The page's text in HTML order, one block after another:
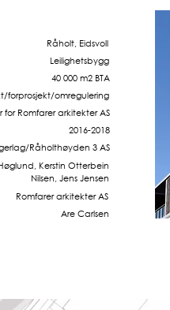
Råholt, Eidsvoll
Leilighetsbygg
40 000 m2 BTA
forprosjekt/omregulering
Romfarer arkitekter AS
2016-2018
Råholthøyden 3 AS
Kerstin Otterbein
Nilsen, Jens Jensen
Romfarer arkitekter AS
Are Carlsen